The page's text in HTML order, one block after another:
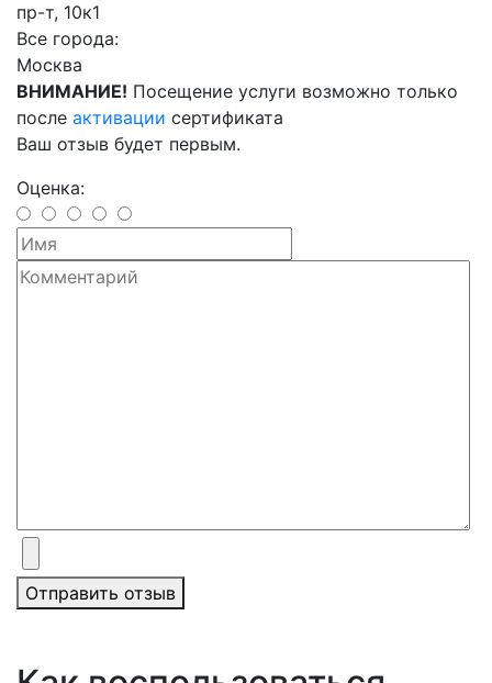
пр-т, 10к1
Все города:
Москва
ВНИМАНИЕ! Посещение услуги возможно только
после активации сертификата
Ваш отзыв будет первым.
Оценка:
Отправить отзыв